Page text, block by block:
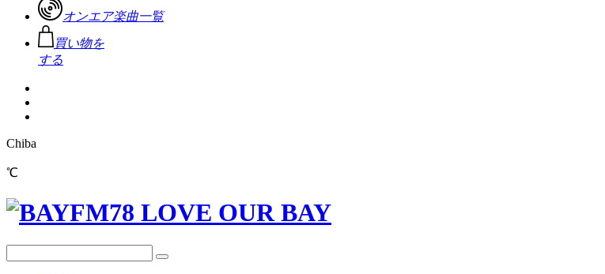
オンエア楽曲一覧
買い物を
する
Chiba
℃